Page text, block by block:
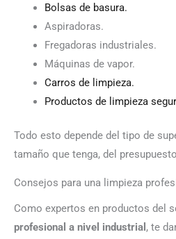
Bolsas de basura.
Aspiradoras.
Fregadoras industriales.
Máquinas de vapor.
Carros de limpieza.
Productos de limpieza
Todo esto depende del tipo de
tamaño que tenga, del
Consejos para una limpieza
Como expertos en productos del
profesional a nivel industrial , te